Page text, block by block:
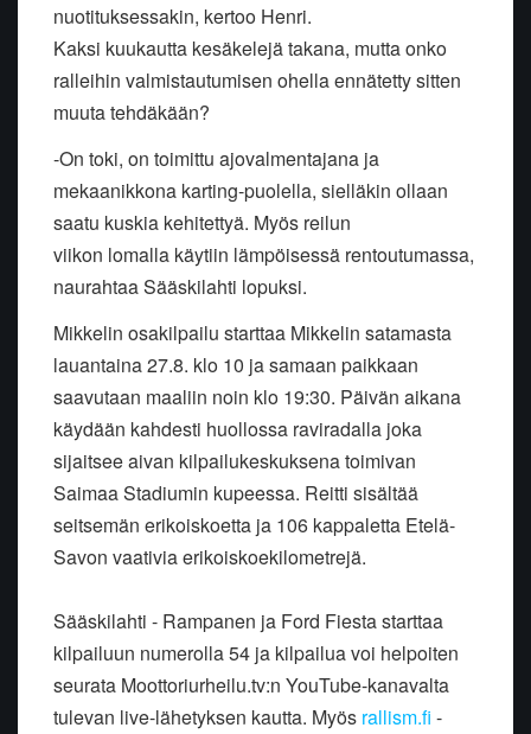
nuotituksessakin, kertoo Henri.
Kaksi kuukautta kesäkelejä takana, mutta onko
ralleihin valmistautumisen ohella ennätetty sitten
muuta tehdäkään?
-On toki, on toimittu ajovalmentajana ja
mekaanikkona karting-puolella, sielläkin ollaan
saatu kuskia kehitettyä. Myös reilun
viikon lomalla käytiin lämpöisessä rentoutumassa,
naurahtaa Sääskilahti lopuksi.
Mikkelin osakilpailu starttaa Mikkelin satamasta
lauantaina 27.8. klo 10 ja samaan paikkaan
saavutaan maaliin noin klo 19:30. Päivän aikana
käydään kahdesti huollossa raviradalla joka
sijaitsee aivan kilpailukeskuksena toimivan
Saimaa Stadiumin kupeessa. Reitti sisältää
seitsemän erikoiskoetta ja 106 kappaletta Etelä-
Savon vaativia erikoiskoekilometrejä.
Sääskilahti - Rampanen ja Ford Fiesta starttaa
kilpailuun numerolla 54 ja kilpailua voi helpoiten
seurata Moottoriurheilu.tv:n YouTube-kanavalta
tulevan live-lähetyksen kautta. Myös rallism.fi -